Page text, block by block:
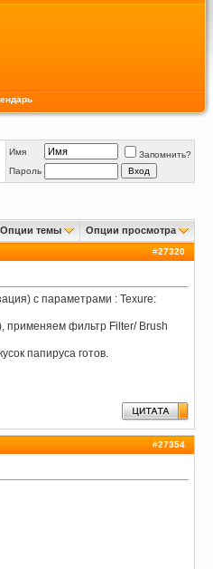
Имя
Запомнить?
Пароль
Опции темы Опции просмотра
#27320
с параметрами : Texure:
применяем фильтр Filter/ Brush
папируса готов.
#27354